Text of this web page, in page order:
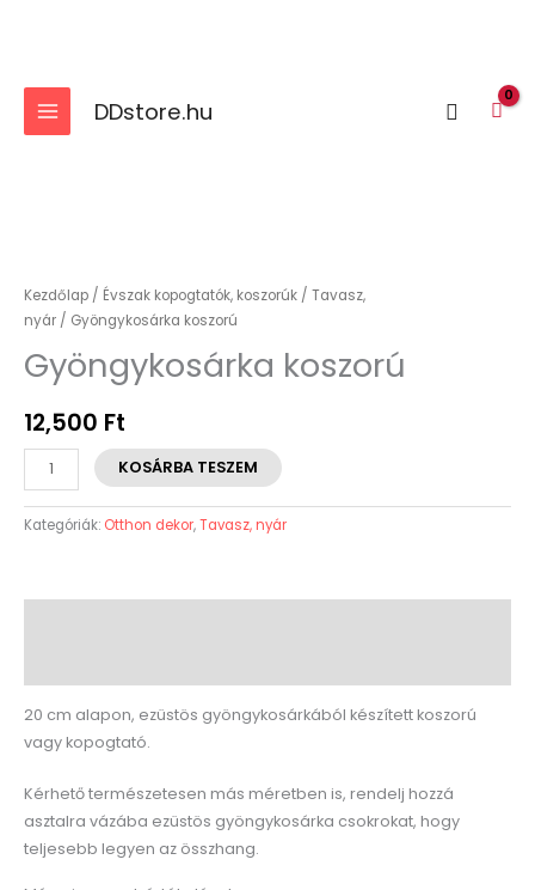
DDstore.hu Search
Kezdőlap/ Évszak kopogtatók, koszorúk/ Tavasz,
nyár/ Gyöngykosárka koszorú
Gyöngykosárka koszorú
12,500 Ft
mennyiség
KOSÁRBA TESZEM
Kategóriák: Otthon dekor,Tavasz, nyár
20 cm alapon, ezüstös gyöngykosárkából készített koszorú
vagy kopogtató.
Kérhető természetesen más méretben is, rendelj hozzá
asztalra vázába ezüstös gyöngykosárka csokrokat, hogy
teljesebb legyen az összhang.